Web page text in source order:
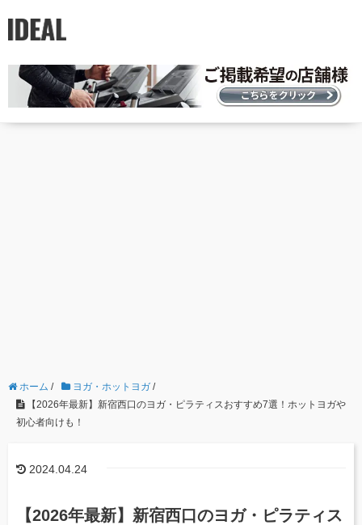
ホーム / ヨガ・ホットヨガ /
【2026年最新】新宿西口のヨガ・ピラティスおすすめ7選！ホットヨガや
初心者向けも！
2024.04.24
【2026年最新】新宿西口のヨガ・ピラティス